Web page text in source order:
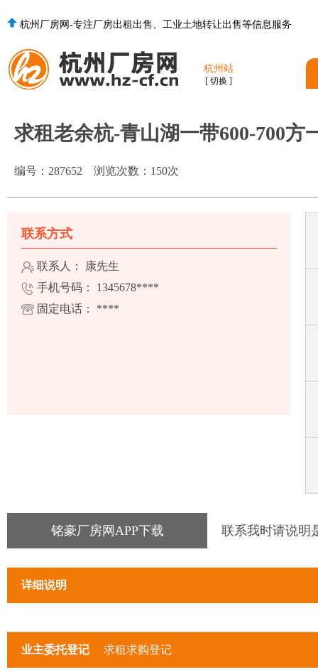
杭州厂房网-专注厂房出租出售、工业土地转让出售等信息服务
杭州站
[ 切换 ]
求租老余杭-青山湖一带600-700方
编号： 287652 浏览次数： 150次
联系方式
联系人： 康先生
手机号码： 1345678****
固定电话： ****
铭豪厂房网APP下载 联系我时请说明
详细说明
业主委托登记 求租求购登记